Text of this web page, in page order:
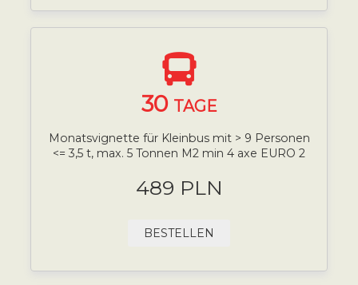
30 TAGE
Monatsvignette für Kleinbus mit > 9 Personen
<= 3,5 t, max. 5 Tonnen M2 min 4 axe EURO 2
489 PLN
BESTELLEN